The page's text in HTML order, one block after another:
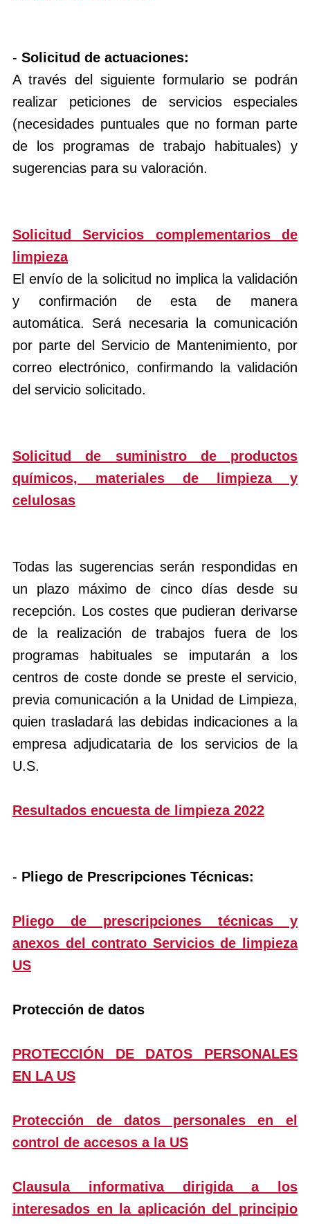
- Solicitud de actuaciones:
A través del siguiente formulario se podrán
realizar peticiones de servicios especiales
(necesidades puntuales que no forman parte
de los programas de trabajo habituales) y
sugerencias para su valoración.
Solicitud Servicios complementarios de
limpieza
El envío de la solicitud no implica la validación
y confirmación de esta de manera
automática. Será necesaria la comunicación
por parte del Servicio de Mantenimiento, por
correo electrónico, confirmando la validación
del servicio solicitado.
Solicitud de suministro de productos
químicos, materiales de limpieza y
celulosas
Todas las sugerencias serán respondidas en
un plazo máximo de cinco días desde su
recepción. Los costes que pudieran derivarse
de la realización de trabajos fuera de los
programas habituales se imputarán a los
centros de coste donde se preste el servicio,
previa comunicación a la Unidad de Limpieza,
quien trasladará las debidas indicaciones a la
empresa adjudicataria de los servicios de la
U.S.
Resultados encuesta de limpieza 2022
- Pliego de Prescripciones Técnicas:
Pliego de prescripciones técnicas y
anexos del contrato Servicios de limpieza
US
Protección de datos
PROTECCIÓN DE DATOS PERSONALES
EN LA US
Protección de datos personales en el
control de accesos a la US
Clausula informativa dirigida a los
interesados en la aplicación del principio